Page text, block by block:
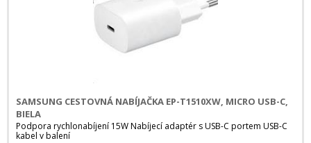
SAMSUNG CESTOVNÁ NABÍJAČKA EP-T1510XW, MICRO USB-C,
BIELA
Podpora rychlonabíjení 15W Nabíjecí adaptér s USB-C portem USB-C
kabel v balení